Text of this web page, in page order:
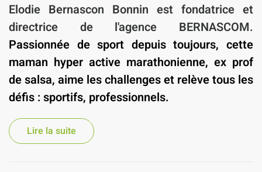
Elodie Bernascon Bonnin est fondatrice et
directrice de l'agence BERNASCOM.
Passionnée de sport depuis toujours, cette
maman hyper active marathonienne, ex prof
de salsa, aime les challenges et relève tous les
défis : sportifs, professionnels.
Lire la suite